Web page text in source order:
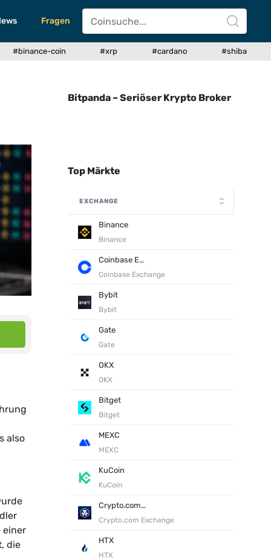
Fragen
#binance-coin #xrp #cardano #shiba
also
einer
die
Bitpanda – Seriöser Krypto Broker
Top Märkte
EXCHANGE
Binance
Binance
Coinbase Exchange
Coinbase Exchange
Bybit
Bybit
Gate
Gate
OKX
OKX
Bitget
Bitget
MEXC
MEXC
KuCoin
KuCoin
Crypto.com Exchange
Crypto.com Exchange
HTX
HTX